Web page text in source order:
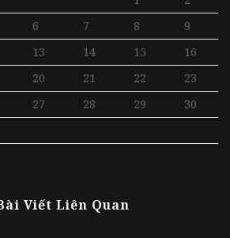
6 7 8
9
13 14 15
16
20 21 22
23
27 28 29
30
Viết Liên Quan